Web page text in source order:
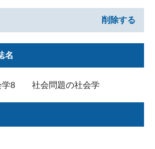
削除する
名
学8 社会問題の社会学